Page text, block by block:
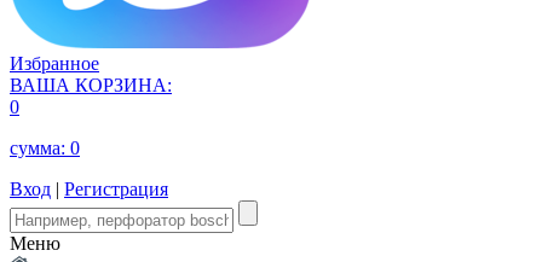
Избранное
ВАША КОРЗИНА:
0
сумма: 0
Вход | Регистрация
Меню